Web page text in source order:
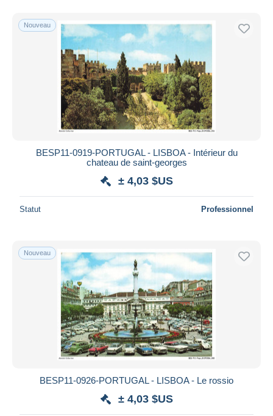
Nouveau
BESP11-0919-PORTUGAL - LISBOA - Intérieur du
chateau de saint-georges
± 4,03 $US
Statut Professionnel
Nouveau
BESP11-0926-PORTUGAL - LISBOA - Le rossio
± 4,03 $US